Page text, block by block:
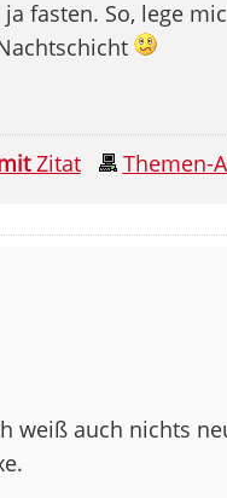
fasten. So, lege
Zitat Themen-
weiß auch nichts